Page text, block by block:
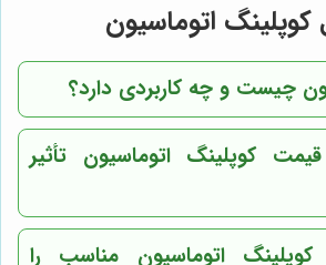
اتوماسیون
چیست و چه کاربردی دارد؟
کوپلینگ اتوماسیون تأثیر
اتوماسیون مناسب را